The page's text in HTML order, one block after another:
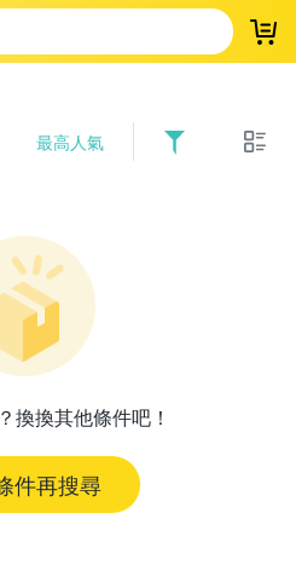
登
最高人氣
換換其他條件吧！
件再搜尋